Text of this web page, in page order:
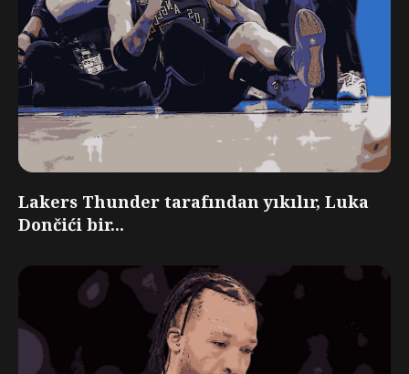
Lakers Thunder tarafından yıkılır, Luka
Dončići bir...